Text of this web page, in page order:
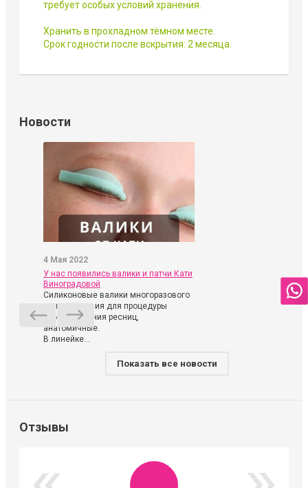
требует особых условий хранения.
Хранить в прохладном тёмном месте.
Срок годности после вскрытия: 2 месяца.
Новости
4 Мая 2022
У нас появились валики и патчи Кати
Виноградовой
Силиконовые валики многоразового
использования для процедуры
ламинирования ресниц,
анатомичные.
В линейке...
Показать все новости
Отзывы